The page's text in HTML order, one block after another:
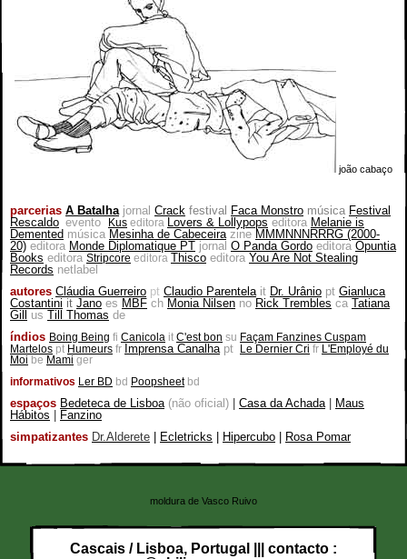
joão cabaço
parcerias A Batalha jornal Crack festival Faca Monstro música Festival
Rescaldo evento Kus editora Lovers & Lollypops editora Melanie is
Demented música Mesinha de Cabeceira zine MMMNNNRRRG (2000-
20) editora Monde Diplomatique PT jornal O Panda Gordo editora Opuntia
Books editora Stripcore editora Thisco editora You Are Not Stealing
Records netlabel
autores Cláudia Guerreiro pt Claudio Parentela it Dr. Urânio pt Gianluca
Costantini it Jano es MBF ch Monia Nilsen no Rick Trembles ca Tatiana
Gill
us Till Thomas de
índios Boing Being fi Canicola it C'est bon su Façam Fanzines Cuspam
Martelos pt Humeurs fr Imprensa Canalha pt Le Dernier Cri fr L'Employé du
Moi be Mami ger
informativos Ler BD bd Poopsheet bd
espaços Bedeteca de Lisboa (não oficial) Casa da Achada
Maus
Hábitos
Fanzino
simpatizantes Dr.Alderete Ecletricks Hipercubo Rosa Pomar
moldura de Vasco Ruivo
Cascais / Lisboa, Portugal ||| contacto :